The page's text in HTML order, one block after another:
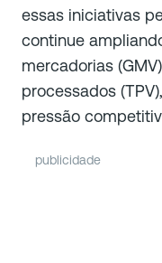
essas iniciativas
continue
mercadorias
processados
pressão
publicidade